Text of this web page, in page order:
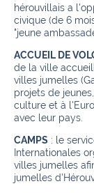
hérouvillais a
civique (de 6
"jeune
ACCUEIL DE
de la ville
villes jumelles
projets de
culture et à
avec leur pays.
CAMPS : le
Internationales
villes jumelles
jumelles